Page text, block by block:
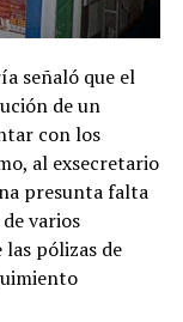
señaló que el
de un
con los
al exsecretario
presunta falta
varios
pólizas de